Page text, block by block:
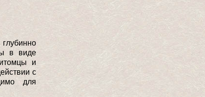
в виде
и
с
для